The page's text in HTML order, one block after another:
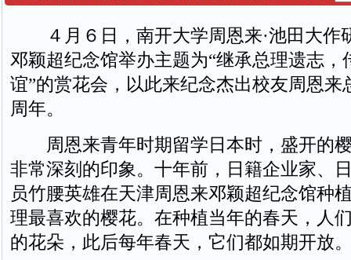
４月６日，南开大学周恩来·池田大作
邓颖超纪念馆举办主题为“继承总理遗志，
谊”的赏花会，以此来纪念杰出校友周恩来
周年。
周恩来青年时期留学日本时，盛开的
非常深刻的印象。十年前，日籍企业家、
员竹腰英雄在天津周恩来邓颖超纪念馆种
理最喜欢的樱花。在种植当年的春天，人
的花朵，此后每年春天，它们都如期开放